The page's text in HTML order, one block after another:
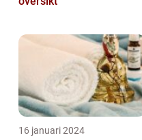
16 januari 2024